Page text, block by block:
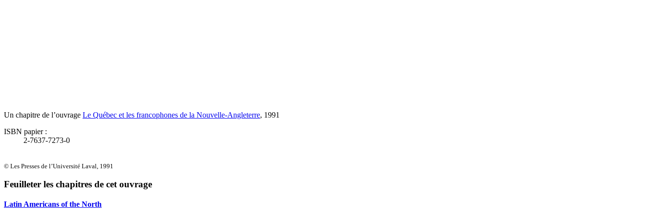
Un chapitre de l’ouvrage Le Québec et les francophones de la Nouvelle-Angleterre, 1991
ISBN papier :
2-7637-7273-0
© Les Presses de l’Université Laval, 1991
Feuilleter les chapitres de cet ouvrage
Latin Americans of the North